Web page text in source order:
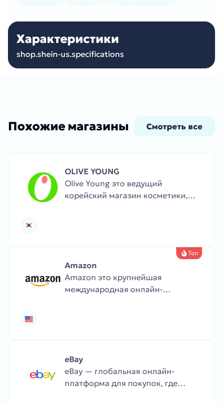
Характеристики
shop.shein-us.specifications
Похожие магазины Смотреть все
OLIVE YOUNG
Olive Young это ведущий
корейский магазин косметики,
Amazon
Amazon это крупнейшая
международная онлайн-
охватом.
Топ
eBay
eBay — глобальная онлайн-
платформа для покупок, где